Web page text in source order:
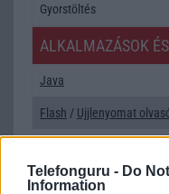
Telefonguru - Do
Information
Gyorstöltés
ALKALMAZÁSOK
Java
Flash / Ujjlenyomat
Organizer